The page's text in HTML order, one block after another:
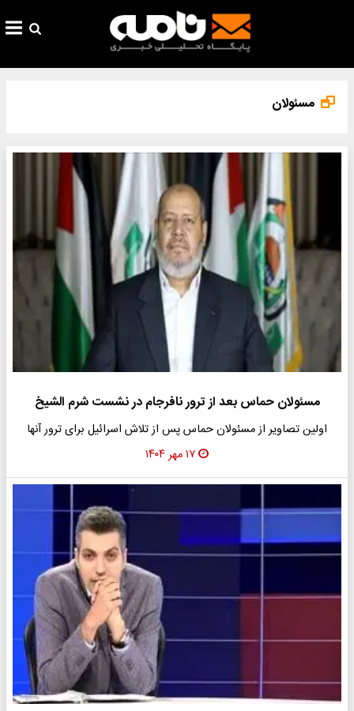
مسئولان
مسئولان حماس بعد از ترور نافرجام در نشست شرم الشیخ
اولین تصاویر از مسئولان حماس پس از تلاش اسرائیل برای ترور آنها
۱۷ مهر ۱۴۰۴